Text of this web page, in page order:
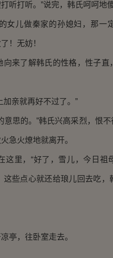
听打听。”说完，韩氏呵呵地
儿做秦家的孙媳妇，那一
！无妨！
了解韩氏的性格，性子直
亲就再好不过了。”
思的。”韩氏兴高采烈，恨不
急火燎地就离开。
里，“好了，雪儿，今日祖
些点心就还给琅儿回去吃
，往卧室走去。